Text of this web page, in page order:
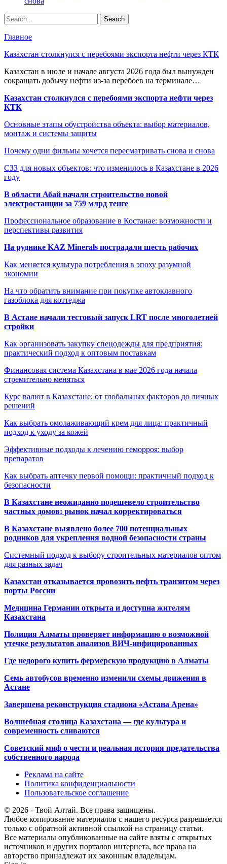
Главное
Казахстан столкнулся с перебоями экспорта нефти через КТК
Казахстан в июле и начале августа 2026 года был вынужден
сокращать добычу нефти из-за перебоев на терминале…
Казахстан столкнулся с перебоями экспорта нефти через
КТК
Основные этапы обустройства объекта: выбор материалов,
монтаж и системы защиты
Почему одни фильмы хочется пересматривать снова и снова
СЗЗ для новых объектов: что изменилось в Казахстане в 2026
году
В области Абай начали строительство новой
электростанции за 759 млрд тенге
Профессиональное образование в Костанае: возможности и
перспективы развития
На руднике KAZ Minerals пострадали шесть рабочих
Как меняется культура потребления в эпоху разумной
экономии
На что обратить внимание при покупке автоклавного
газоблока для коттеджа
В Астане начали тестовый запуск LRT после многолетней
стройки
Как организовать закупку спецодежды для предприятия:
практический подход к оптовым поставкам
Финансовая система Казахстана в мае 2026 года начала
стремительно меняться
Курс валют в Казахстане: от глобальных факторов до личных
решений
Как выбрать омолаживающий крем для лица: практичный
подход к уходу за кожей
Эффективные подходы к лечению геморроя: выбор
препаратов
Как выбрать аптечку первой помощи: практичный подход к
безопасности
В Казахстане неожиданно подешевело строительство
частных домов: рынок начал корректироваться
В Казахстане выявлено более 700 потенциальных
родников для укрепления водной безопасности страны
Системный подход к выбору строительных материалов оптом
для разных задач
Казахстан отказывается провозить нефть транзитом через
порты России
Медицина Германии открыта и доступна жителям
Казахстана
Полиция Алматы проверяет информацию о возможной
утечке результатов анализов ВИЧ-инфицированных
Где недорого купить фермерскую продукцию в Алматы
Семь автобусов временно изменили схемы движения в
Астане
Завершена реконструкция стадиона «Астана Арена»
Волшебная столица Казахстана — где культура и
современность сливаются
Советский миф о чести и реальная история предательства
собственного народа
Реклама на сайте
Политика конфиденциальности
Пользовательское соглашение
© 2026 - Твой Алтай. Все права защищены.
Любое копирование материалов с нашего ресурса разрешается
только с обратной активной ссылкой на страницу статьи.
Все материалы опубликованные на сайте взяты с открытых
источников и других порталов интернета, все права на
авторство принадлежат их законным владельцам.